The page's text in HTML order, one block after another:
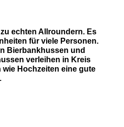
echten Allroundern. Es
für viele Personen.
Bierbankhussen und
verleihen in Kreis
Hochzeiten eine gute